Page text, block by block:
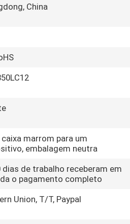
China
caixa marrom para um
embalagem neutra
dias de trabalho receberam em
o pagamento completo
Union, T/T, Paypal